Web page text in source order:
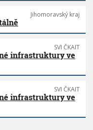
Jihomoravský kraj
SVI ČKAIT
infrastruktury ve
SVI ČKAIT
infrastruktury ve